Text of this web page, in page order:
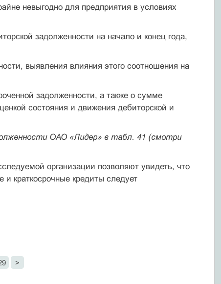
невыгодно для предприятия в условиях
задолженности на начало и конец года,
выявления влияния этого соотношения на
задолженности, а также о сумме
состояния и движения дебиторской и
ОАО «Лидер» в табл. 41 (смотри
организации позволяют увидеть, что
краткосрочные кре­диты следует
>